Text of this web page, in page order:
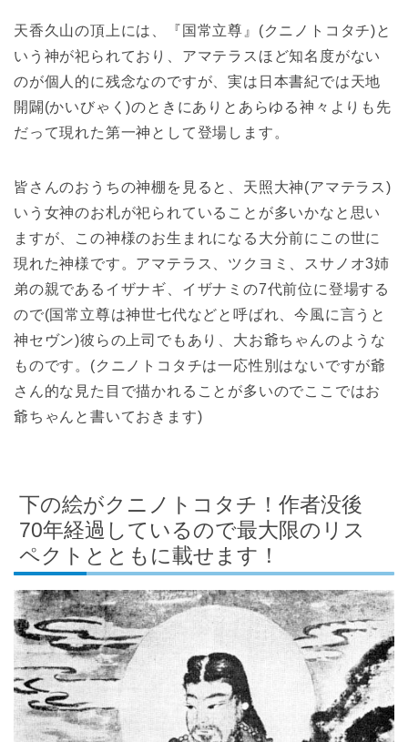
天香久山の頂上には、『国常立尊』(クニノトコタチ)と
いう神が祀られており、アマテラスほど知名度がない
のが個人的に残念なのですが、実は日本書紀では天地
開闢(かいびゃく)のときにありとあらゆる神々よりも先
だって現れた第一神として登場します。
皆さんのおうちの神棚を見ると、天照大神(アマテラス)
いう女神のお札が祀られていることが多いかなと思い
ますが、この神様のお生まれになる大分前にこの世に
現れた神様です。アマテラス、ツクヨミ、スサノオ3姉
弟の親であるイザナギ、イザナミの7代前位に登場する
ので(国常立尊は神世七代などと呼ばれ、今風に言うと
神セヴン)彼らの上司でもあり、大お爺ちゃんのような
ものです。(クニノトコタチは一応性別はないですが爺
さん的な見た目で描かれることが多いのでここではお
爺ちゃんと書いておきます)
下の絵がクニノトコタチ！作者没後
70年経過しているので最大限のリス
ペクトとともに載せます！